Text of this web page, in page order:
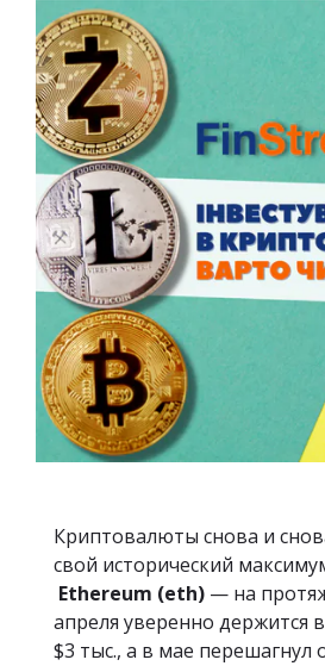
Криптовалюты снова и
свой исторический
Ethereum (eth) — на
апреля уверенно держится
$3 тыс., а в мае перешагнул